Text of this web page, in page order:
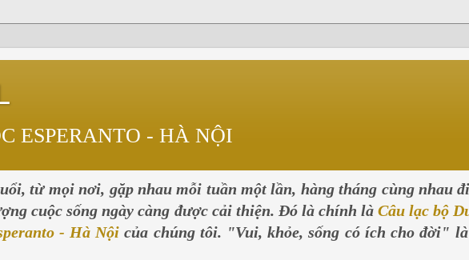
ESPERANTO - HÀ NỘI
từ mọi nơi, gặp nhau mỗi tuần một lần, hàng tháng cùng nhau
cuộc sống ngày càng được cải thiện. Đó là chính là Câu lạc bộ
- Hà Nội của chúng tôi. "Vui, khỏe, sống có ích cho đời"